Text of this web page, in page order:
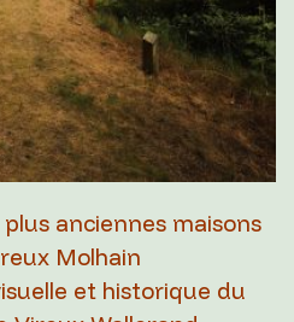
anciennes maisons
Molhain
et historique du